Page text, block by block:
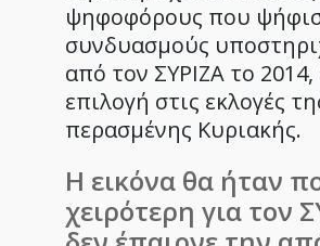
ψηφοφόρους που
συνδυασμούς
από τον ΣΥΡΙΖΑ το
επιλογή στις εκλογές
περασμένης Κυριακής.
Η εικόνα θα ήταν
χειρότερη για τον